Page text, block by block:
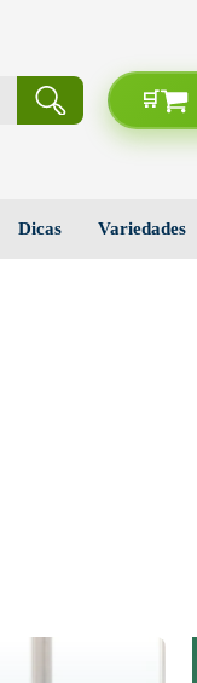
Dicas Variedades